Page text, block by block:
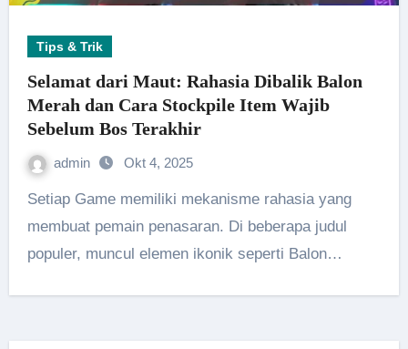
Tips & Trik
Selamat dari Maut: Rahasia Dibalik Balon
Merah dan Cara Stockpile Item Wajib
Sebelum Bos Terakhir
admin Okt 4, 2025
Setiap Game memiliki mekanisme rahasia yang
membuat pemain penasaran. Di beberapa judul
populer, muncul elemen ikonik seperti Balon…